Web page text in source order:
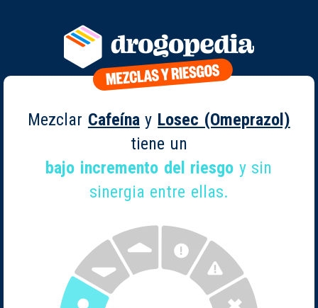
Mezclar Cafeínay Losec (Omeprazol)
tiene un
bajo incremento del riesgo y sin
sinergia entre ellas.